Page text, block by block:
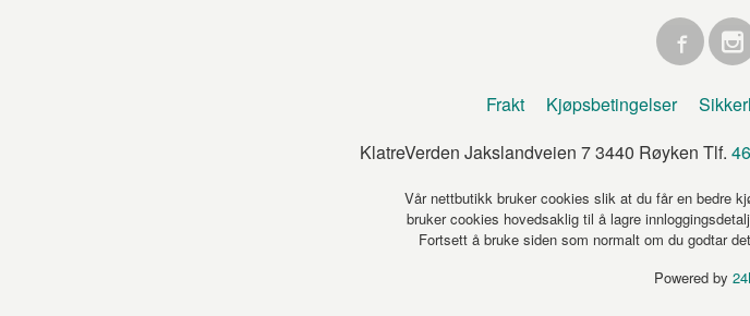
Frakt Kjøpsbetingelser
KlatreVerden Jakslandveien 7 3440 Røyken Tlf.
Vår nettbutikk bruker cookies slik at du får en bedre
bruker cookies hovedsaklig til å lagre
Fortsett å bruke siden som normalt om du godtar
Powered by